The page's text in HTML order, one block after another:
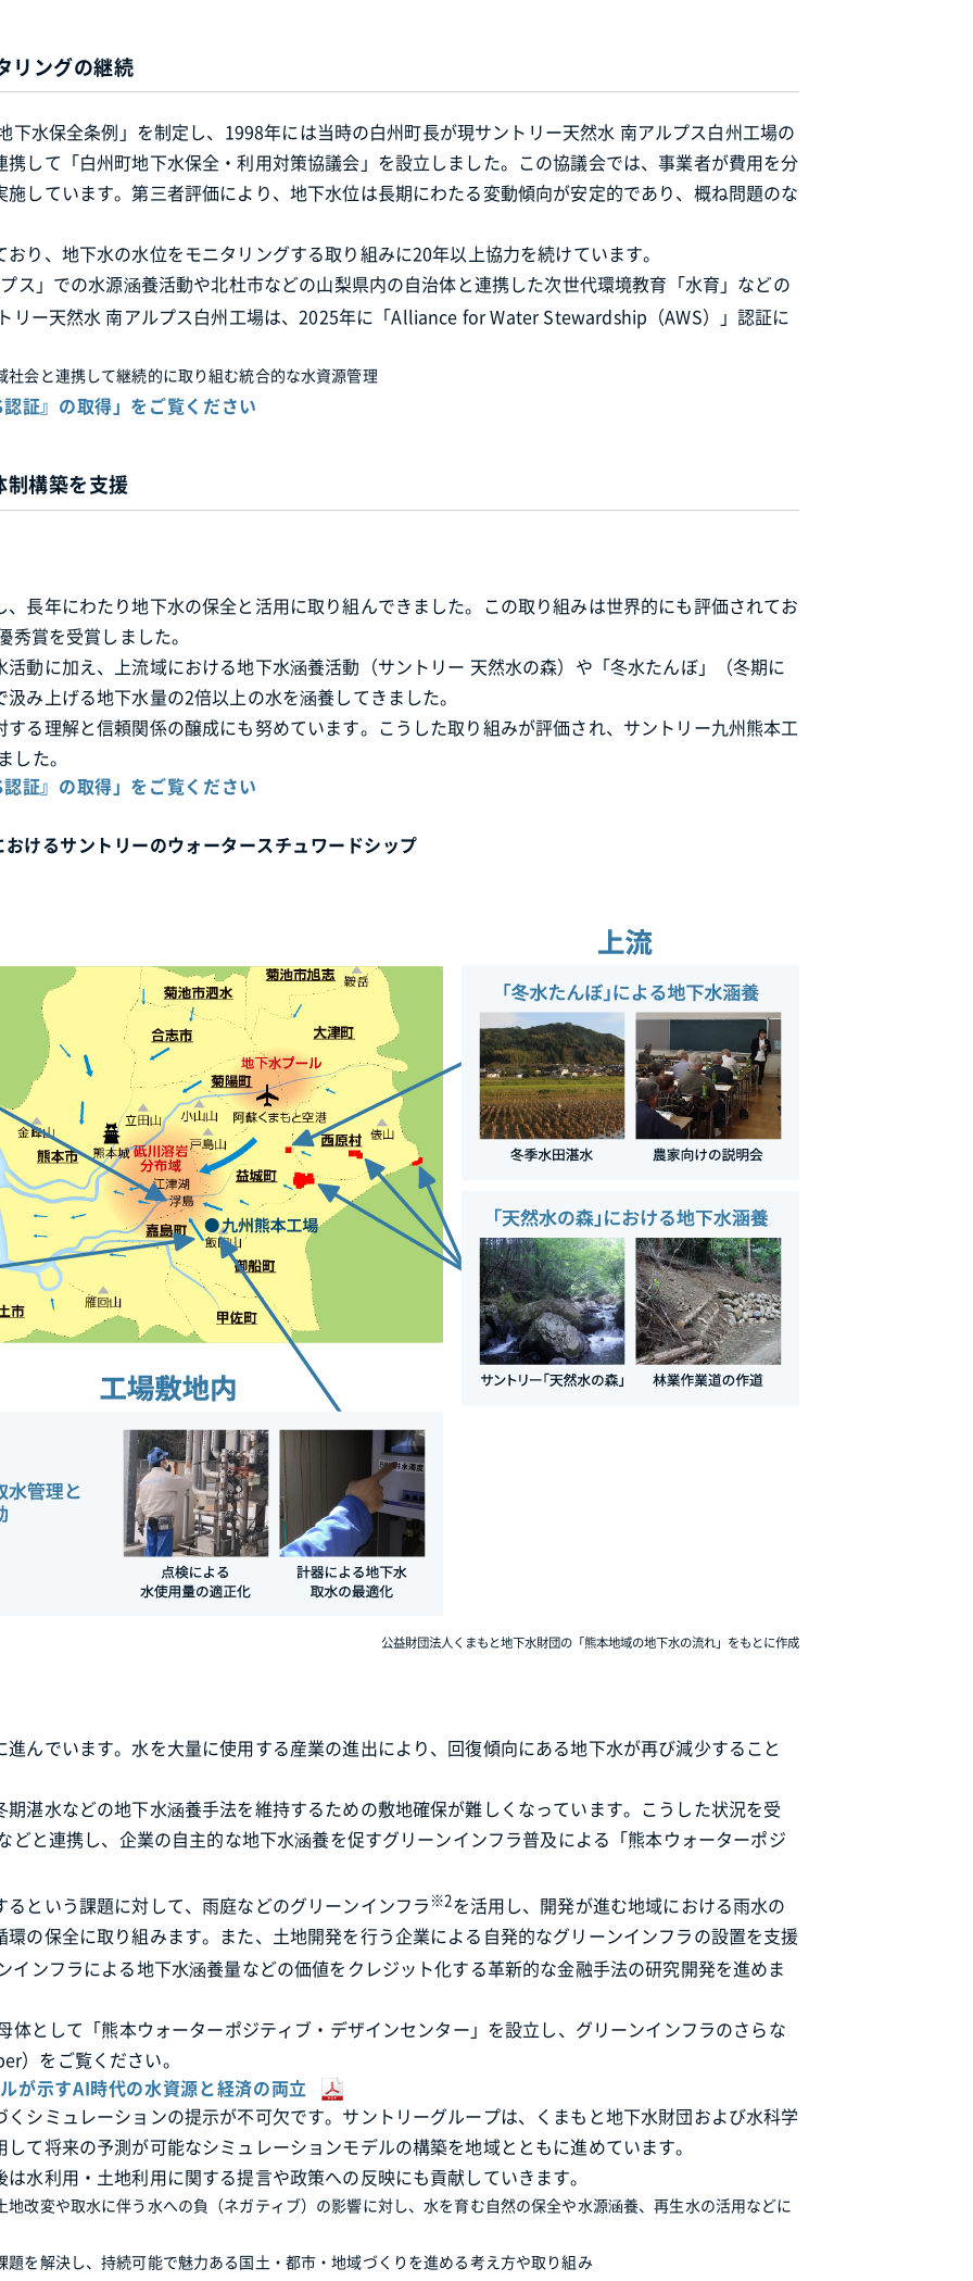
リングの継続
水保全条例」を制定し、1998年には当時の白州町長が現サントリー天然水 南アルプス白州工場の
して「白州町地下水保全・利用対策協議会」を設立しました。この協議会では、事業者が費用を分
しています。第三者評価により、地下水位は長期にわたる変動傾向が安定的であり、概ね問題のな
り、地下水の水位をモニタリングする取り組みに20年以上協力を続けています。
ス」での水源涵養活動や北杜市などの山梨県内の自治体と連携した次世代環境教育「水育」などの
リー天然水 南アルプス白州工場は、2025年に「Alliance for Water Stewardship（AWS）」認証に
会と連携して継続的に取り組む統合的な水資源管理
証』の取得」をご覧ください
構築を支援
長年にわたり地下水の保全と活用に取り組んできました。この取り組みは世界的にも評価されてお
賞を受賞しました。
動に加え、上流域における地下水涵養活動（サントリー 天然水の森）や「冬水たんぼ」（冬期に
み上げる地下水量の2倍以上の水を涵養してきました。
る理解と信頼関係の醸成にも努めています。こうした取り組みが評価され、サントリー九州熊本工
た。
証』の取得」をご覧ください
けるサントリーのウォータースチュワードシップ
公益財団法人くまもと地下水財団の「熊本地域の地下水の流れ」をもとに作成
んでいます。水を大量に使用する産業の進出により、回復傾向にある地下水が再び減少すること
湛水などの地下水涵養手法を維持するための敷地確保が難しくなっています。こうした状況を受
と連携し、企業の自主的な地下水涵養を促すグリーンインフラ普及による「熊本ウォーターポジ
という課題に対して、雨庭などのグリーンインフラ ※2を活用し、開発が進む地域における雨水の
の保全に取り組みます。また、土地開発を行う企業による自発的なグリーンインフラの設置を支援
インフラによる地下水涵養量などの価値をクレジット化する革新的な金融手法の研究開発を進めま
として「熊本ウォーターポジティブ・デザインセンター」を設立し、グリーンインフラのさらな
）をご覧ください。
が示すAI時代の水資源と経済の両立
シミュレーションの提示が不可欠です。サントリーグループは、くまもと地下水財団および水科学
て将来の予測が可能なシミュレーションモデルの構築を地域とともに進めています。
水利用・土地利用に関する提言や政策への反映にも貢献していきます。
改変や取水に伴う水への負（ネガティブ）の影響に対し、水を育む自然の保全や水源涵養、再生水の活用などに
を解決し、持続可能で魅力ある国土・都市・地域づくりを進める考え方や取り組み